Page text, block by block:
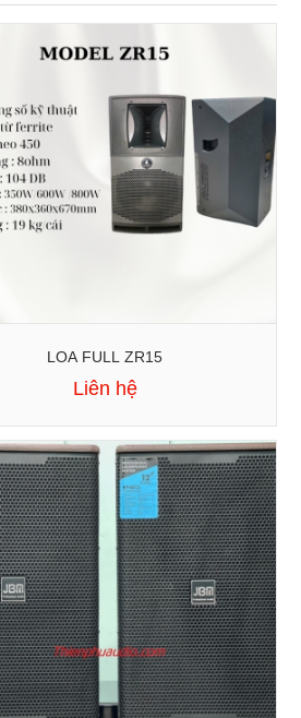
LOA FULL ZR15
Liên hệ